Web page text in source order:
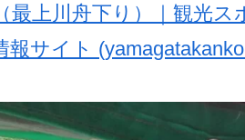
最上川舟下り）｜観光
報サイト